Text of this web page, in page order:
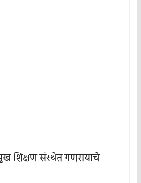
शिक्षण संस्थेत गणरायाचे